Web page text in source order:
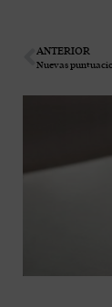
ANTERIOR